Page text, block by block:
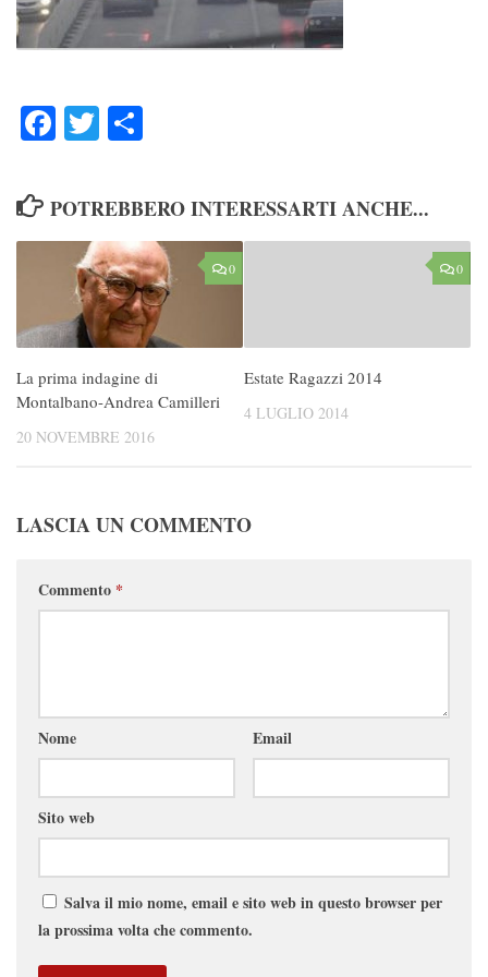
FacebookTwitter
POTREBBERO INTERESSARTI ANCHE...
0
La prima indagine di
Montalbano-Andrea Camilleri
20 NOVEMBRE 2016
0
Estate Ragazzi 2014
4 LUGLIO 2014
LASCIA UN COMMENTO
Commento *
Nome Email
Sito web
Salva il mio nome, email e sito web in questo browser per
la prossima volta che commento.